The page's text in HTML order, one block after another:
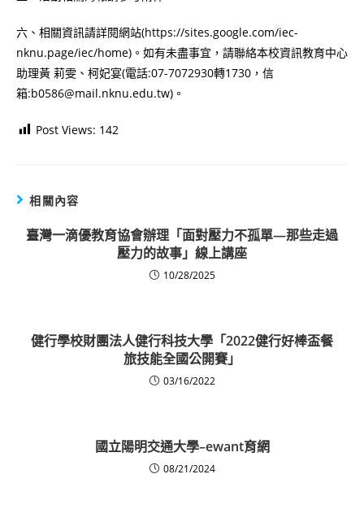
六、相關資訊請詳閱網站(https://sites.google.com/iec-
nknu.page/iec/home)。如有未盡事宜，請聯絡本校資訊教育中心
助理黃 莉雯、柯妃宴(電話:07-7072930轉1730，信
箱:b0586@mail.nknu.edu.tw)。
Post Views: 142
相關內容
臺灣一滴優教育協會辦理「面對壓力不孤單—那些走過
壓力的故事」線上講座
10/28/2025
健行學校財團法人健行科技大學「2022健行好棒盃餐
旅技能全國公開賽」
03/16/2022
國立陽明交通大學–ewant育網
08/21/2024